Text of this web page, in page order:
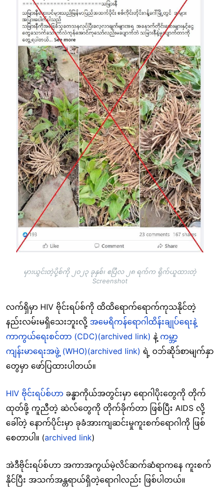
မှားယွင်းတဲ့ပို့စ်ကို ၂၀၂၃ ခုနှစ်၊ ဧပြီလ ၂၈ ရက်က ရိုက်ယူထားတဲ့
Screenshot
လက်ရှိမှာ HIV ဗိုင်းရပ်စ်ကို ထိထိရောက်ရောက်ကုသနိုင်တဲ့
နည်းလမ်းမရှိသေးဘူးလို့ အမေရိကန်ရောဂါထိန်းချုပ်ရေးနဲ့
ကာကွယ်ရေးစင်တာ (CDC)(archived link) နဲ့ ကမ္ဘာ့
ကျန်းမာရေးအဖွဲ့ (WHO)(archived link) ရဲ့ ဝဘ်ဆိုဒ်စာမျက်နှာ
တွေမှာ ဖော်ပြထားပါတယ်။
HIV ဗိုင်းရပ်စ်ဟာ ခန္ဓာကိုယ်အတွင်းမှာ ရောဂါပိုးတွေကို တိုက်
ထုတ်ဖို့ ကူညီတဲ့ ဆဲလ်တွေကို တိုက်ခိုက်တာ ဖြစ်ပြီး AIDS လို့
ခေါ်တဲ့ နောက်ပိုင်းမှာ ခုခံအားကျဆင်းမှုကူးစက်ရောဂါကို ဖြစ်
စေတာပါ။ (archived link)
အဲဒီဗိုင်းရပ်စ်ဟာ အကာအကွယ်မဲ့လိင်ဆက်ဆံရာကနေ ကူးစက်
နိုင်ပြီး အသက်အန္တရာယ်ရှိတဲ့ရောဂါလည်း ဖြစ်ပါတယ်။